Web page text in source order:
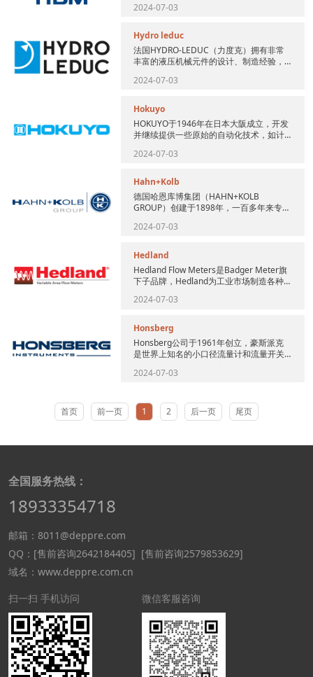
持与服务。HBM 产...
2024-07-03
Hydro leduc
法国HYDRO-LEDUC（力度克）拥有非常
丰富的液压机械元件的设计、制造经验，
需求。公司位于法国东...
2024-07-03
Hokuyo
HOKUYO于1946年在日本大阪成立，开发
并继续提供一些原始的自动化技术，如计
各种工厂自动化系统和...
2024-07-03
Hahn+Kolb
德国哈恩库博集团（HAHN+KOLB
GROUP）创建于1898年，一百多年来专业
有分公司和代表处。...
2024-07-03
Hedland
Hedland Flow Meters是Badger Meter旗
下子品牌，Hedland为工业市场制造各种
2024-07-03
Honsberg
Honsberg公司于1961年创立，豪斯派克
是世界上知名的小口径流量计和流量开关
力、液位测量。经过...
2024-07-03
首页 前一页 1 2 后一页 尾页
全国服务热线：
18933354718
邮箱：8011@deppre.com
QQ： [售前咨询2642184405] [售前咨询2579853629]
域名：www.deppre.com.cn
扫一扫 手机访问
微信客服咨询